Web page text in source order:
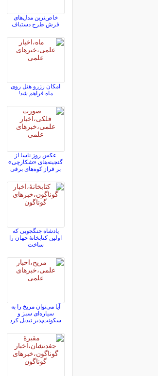
خاص‌ترین مدل‌های
فرش طرح دستباف
امکان رزرو هتل روی
ماه فراهم شد!
عکس روز ناسا از
گنجینه‌های «شکارچی»
بر فراز کوه‌های برفی
پادشاه جنگجویی که
اولین کتابخانۀ جهان را
ساخت
آیا می‌توان مریخ را به
سیاره‌ای سبز و
سکونت‌پذیر تبدیل کرد